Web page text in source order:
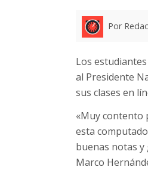
Por
Los
al Presidente
sus clases en
«Muy contento
esta
buenas notas
Marco